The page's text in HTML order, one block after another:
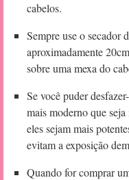
cabelos.
Sempre use o secador
aproximadamente
sobre uma mexa do
Se você puder
mais moderno que
eles sejam mais
evitam a exposição
Quando for comprar